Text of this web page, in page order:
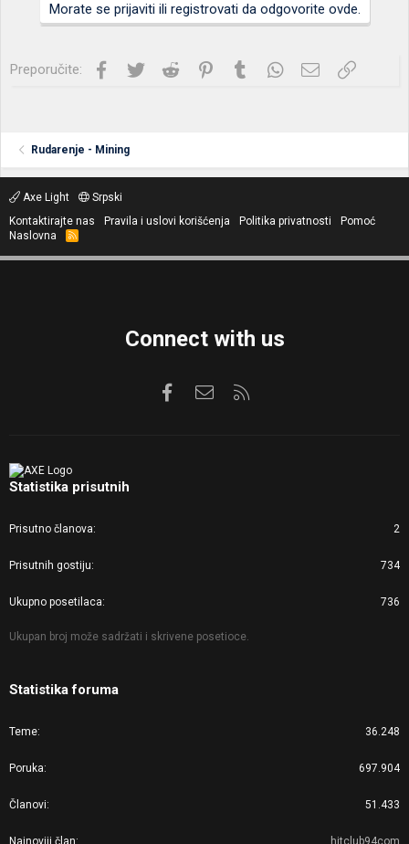
Morate se prijaviti ili registrovati da odgovorite ovde.
Preporučite: Facebook
Twitter Reddit PinterestTumblrWhatsApp
Imejl Link
Rudarenje - Mining
Axe Light
Srpski
Kontaktirajte nas
Pravila i uslovi korišćenja Politika privatnosti
Pomoć
Naslovna
R
S
Connect with us
FacebookKontaktirajte nas
Statistika prisutnih
Prisutno članova 2
Prisutnih gostiju 734
Ukupno posetilaca 736
Ukupan broj može sadržati i skrivene posetioce.
Statistika foruma
Teme 36.248
Poruka 697.904
Članovi 51.433
Najnoviji član hitclub94com